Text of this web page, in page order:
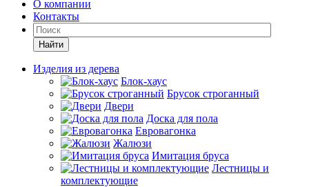
О компании
Контакты
Найти
Изделия из дерева
Блок-хаус
Брусок строганный
Двери
Доска для пола
Евровагонка
Жалюзи
Имитация бруса
Лестницы и
комплектующие